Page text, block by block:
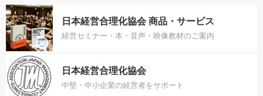
日本経営合理化協会 商品・サービス
経営セミナー・本・音声・映像教材のご案内
日本経営合理化協会
中堅・中小企業の経営者をサポート